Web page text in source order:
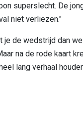
superslecht. De
niet verliezen."
je de wedstrijd dan
na de rode kaart
lang verhaal